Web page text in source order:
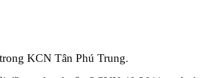
KCN Tân Phú Trung.